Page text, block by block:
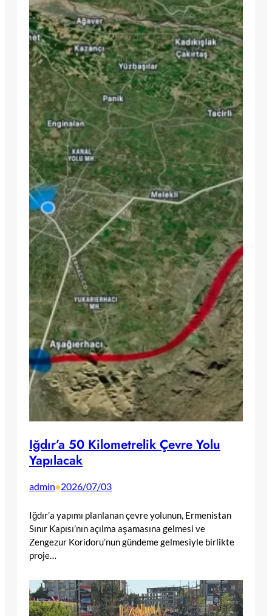
Iğdır’a 50 Kilometrelik Çevre Yolu
Yapılacak
admin•2026/07/03
Iğdır’a yapımı planlanan çevre yolunun, Ermenistan
Sınır Kapısı’nın açılma aşamasına gelmesi ve
Zengezur Koridoru’nun gündeme gelmesiyle birlikte
proje…